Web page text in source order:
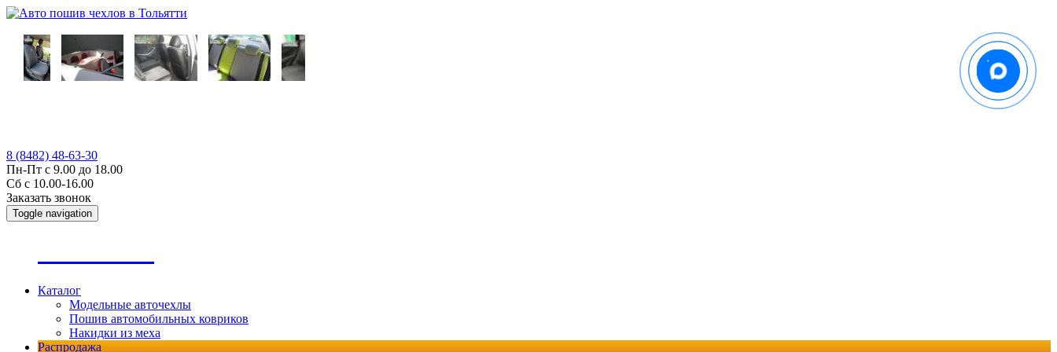
8 (8482) 48-63-30
Пн-Пт с 9.00 до 18.00
Сб с 10.00-16.00
Заказать звонок
Toggle navigation
Каталог
Модельные авточехлы
Пошив автомобильных ковриков
Накидки из меха
Распродажа